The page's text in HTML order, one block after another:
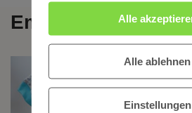
Empfehlungen
Alle
Alle ablehnen
Einstellungen